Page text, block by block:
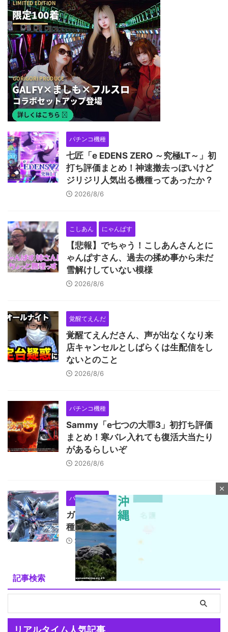
パチンコ機種
七匠「e EDENS ZERO ～究極LT～」初
打ち評価まとめ！神速撤去っぽいけど
ジリジリ人気出る機種ってあったか？
2026/8/6
こしあん にゃんぱす
【悲報】でちゃう！こしあんさんとに
ゃんぱすさん、過去の揉め事から未だ
雪解けしていない模様
2026/8/6
覚醒てえんだ
覚醒てえんださん、声が出なくなり来
店キャンセルとしばらくは生配信をし
ないとのこと
2026/8/6
パチンコ機種
Sammy「e七つの大罪3」初打ち評価
まとめ！寒バレ入れても復活大当たり
があるらしいぞ
2026/8/6
パチンコ機種
ガンダムSEEDクライマックスは東京喰
種と比べて覇権はなさそう…
2026/8/6
記事検索
リアルタイム人気記事
close
u